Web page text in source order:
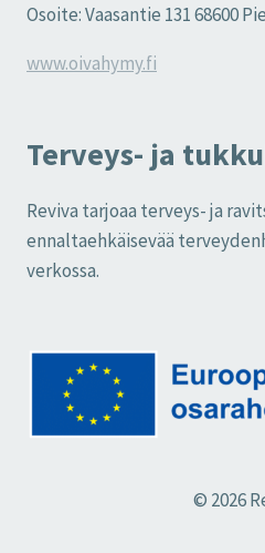
Osoite: Vaasantie 131 68600
www.oivahymy.fi
Terveys- ja
Reviva tarjoaa terveys- ja
ennaltaehkäisevää
verkossa.
© 2026